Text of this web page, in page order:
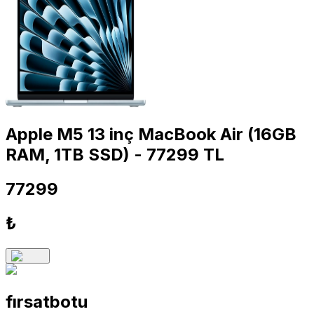
Apple M5 13 inç MacBook Air (16GB
RAM, 1TB SSD) - 77299 TL
77299
₺
fırsatbotu